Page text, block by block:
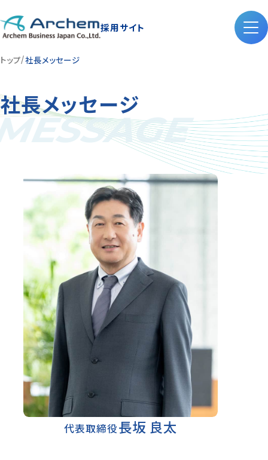
採用サイト
トップ 社長メッセージ
社長メッセージ
代表取締役長坂 良太